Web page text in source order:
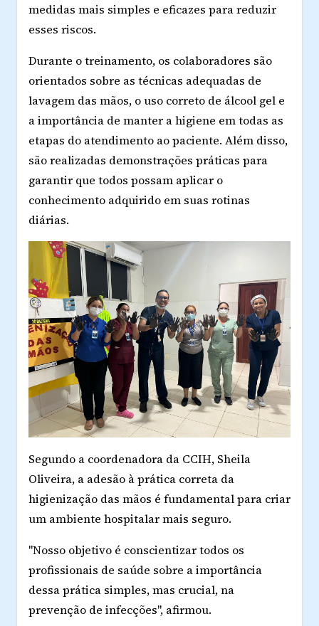
medidas mais simples e eficazes para reduzir
esses riscos.
Durante o treinamento, os colaboradores são
orientados sobre as técnicas adequadas de
lavagem das mãos, o uso correto de álcool gel e
a importância de manter a higiene em todas as
etapas do atendimento ao paciente. Além disso,
são realizadas demonstrações práticas para
garantir que todos possam aplicar o
conhecimento adquirido em suas rotinas
diárias.
Segundo a coordenadora da CCIH, Sheila
Oliveira, a adesão à prática correta da
higienização das mãos é fundamental para criar
um ambiente hospitalar mais seguro.
"Nosso objetivo é conscientizar todos os
profissionais de saúde sobre a importância
dessa prática simples, mas crucial, na
prevenção de infecções", afirmou.